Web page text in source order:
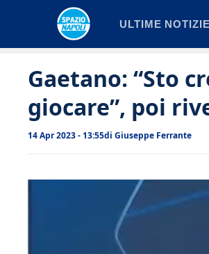
ULTIME NOTIZIE
Gaetano: “Sto
giocare”, poi
14 Apr 2023 - 13:55di Giuseppe Ferrante